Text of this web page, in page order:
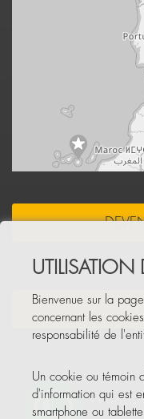
Bienvenue sur la
concernant les
responsabilité de
Un cookie ou témoin
d'information qui est
smartphone ou